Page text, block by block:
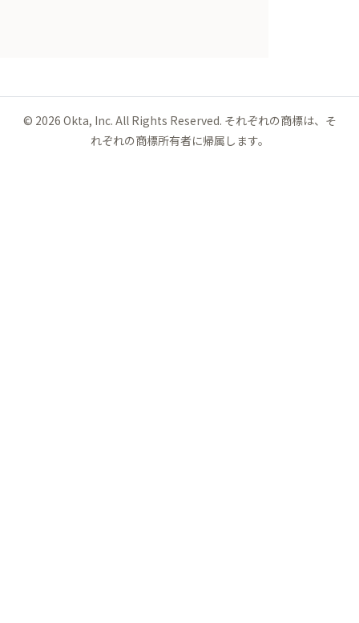
© 2026 Okta, Inc. All Rights Reserved. それぞれの商標は、そ
れぞれの商標所有者に帰属します。